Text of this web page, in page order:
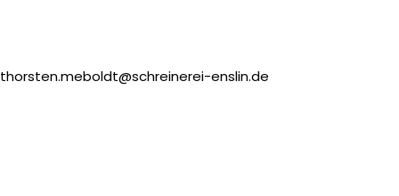
thorsten.meboldt@schreinerei-enslin.de